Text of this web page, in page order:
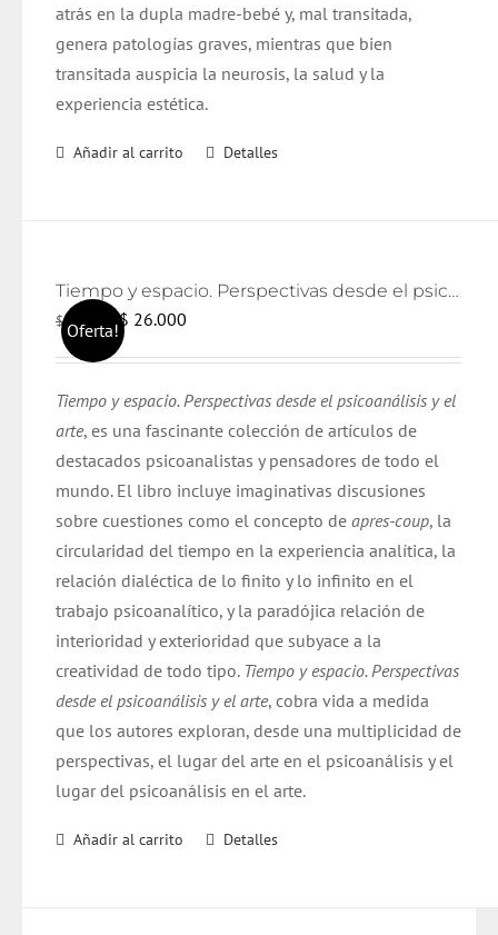
atrás en la dupla madre-bebé y, mal transitada,
genera patologías graves, mientras que bien
transitada auspicia la neurosis, la salud y la
experiencia estética.
Añadir al carrito Detalles
Oferta!
Tiempo y espacio. Perspectivas desde el psicoanálisis y el arte
$28.000
El
precio
era:
$ 28.000.
$ 26.000
es:
$ 26.000.
Tiempo y espacio. Perspectivas desde el psicoanálisis y el
arte, es una fascinante colección de artículos de
destacados psicoanalistas y pensadores de todo el
mundo. El libro incluye imaginativas discusiones
sobre cuestiones como el concepto de apres-coup, la
circularidad del tiempo en la experiencia analítica, la
relación dialéctica de lo finito y lo infinito en el
trabajo psicoanalítico, y la paradójica relación de
interioridad y exterioridad que subyace a la
creatividad de todo tipo. Tiempo y espacio. Perspectivas
desde el psicoanálisis y el arte, cobra vida a medida
que los autores exploran, desde una multiplicidad de
perspectivas, el lugar del arte en el psicoanálisis y el
lugar del psicoanálisis en el arte.
Añadir al carrito Detalles